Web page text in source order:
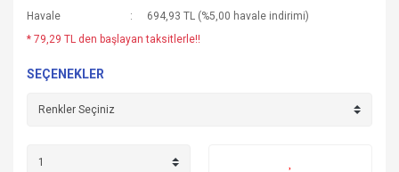
Havale
694,93 TL (%5,00 havale indirimi)
* 79,29 TL den başlayan taksitlerle!!
SEÇENEKLER